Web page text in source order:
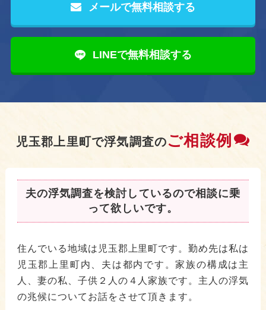
メールで無料相談する
LINEで無料相談する
児玉郡上里町で浮気調査のご相談例
夫の浮気調査を検討しているので相談に乗
って欲しいです。
住んでいる地域は児玉郡上里町です。勤め先は私は
児玉郡上里町内、夫は都内です。家族の構成は主
人、妻の私、子供２人の４人家族です。主人の浮気
の兆候についてお話をさせて頂きます。